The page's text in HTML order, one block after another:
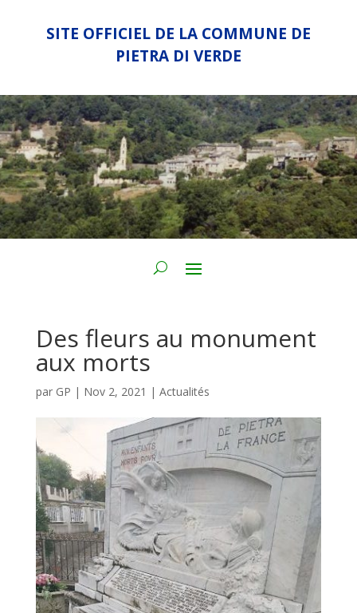
SITE OFFICIEL DE LA COMMUNE DE
PIETRA DI VERDE
Des fleurs au monument
aux morts
par GP | Nov 2, 2021 | Actualités